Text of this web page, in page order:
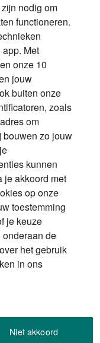
Focus
Focus
Years
Privacy & Cookies
RSS
die u
te verwerken.
nodig om
functioneren.
Met
onze 10
jouw
buiten onze
zoals
om
bouwen zo jouw
kunnen
je akkoord met
op onze
toestemming
je keuze
de
het gebruik
in ons
Niet akkoord